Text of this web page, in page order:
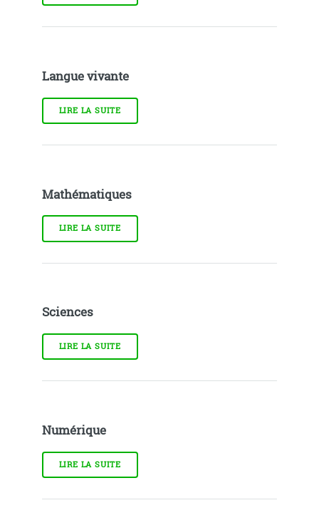
Langue vivante
LIRE LA SUITE
Mathématiques
LIRE LA SUITE
Sciences
LIRE LA SUITE
Numérique
LIRE LA SUITE